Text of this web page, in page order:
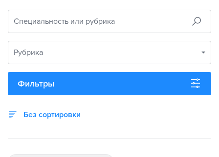
Специальность или рубрика
Рубрика
Фильтры
Без сортировки